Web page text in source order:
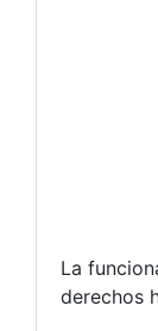
La
derechos